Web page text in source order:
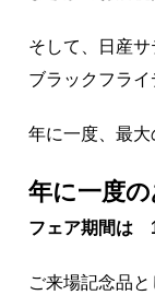
そして、日産
ブラックフラ
年に一度、最
年に一度
フェア期間
ご来場記念品と